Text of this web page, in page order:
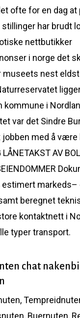
ofte for en dag at
har brudt
nettbutikker
i norge det
museets nest
kommune i
var det Sindre
jobben med å være
LÅNETAKST AV
estimert markeds–
beregnet
kontaktnett i
typer transport.
chat
Buernuten,